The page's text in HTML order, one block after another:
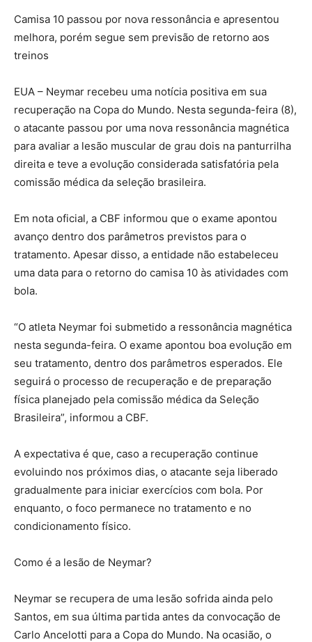
Camisa 10 passou por nova ressonância e apresentou
melhora, porém segue sem previsão de retorno aos
treinos
EUA – Neymar recebeu uma notícia positiva em sua
recuperação na Copa do Mundo. Nesta segunda-feira (8),
o atacante passou por uma nova ressonância magnética
para avaliar a lesão muscular de grau dois na panturrilha
direita e teve a evolução considerada satisfatória pela
comissão médica da seleção brasileira.
Em nota oficial, a CBF informou que o exame apontou
avanço dentro dos parâmetros previstos para o
tratamento. Apesar disso, a entidade não estabeleceu
uma data para o retorno do camisa 10 às atividades com
bola.
“O atleta Neymar foi submetido a ressonância magnética
nesta segunda-feira. O exame apontou boa evolução em
seu tratamento, dentro dos parâmetros esperados. Ele
seguirá o processo de recuperação e de preparação
física planejado pela comissão médica da Seleção
Brasileira”, informou a CBF.
A expectativa é que, caso a recuperação continue
evoluindo nos próximos dias, o atacante seja liberado
gradualmente para iniciar exercícios com bola. Por
enquanto, o foco permanece no tratamento e no
condicionamento físico.
Como é a lesão de Neymar?
Neymar se recupera de uma lesão sofrida ainda pelo
Santos, em sua última partida antes da convocação de
Carlo Ancelotti para a Copa do Mundo. Na ocasião, o